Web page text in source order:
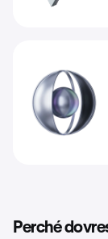
Perché